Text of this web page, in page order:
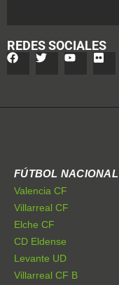
REDES SOCIALES
FÚTBOL NACIONAL
Valencia CF
Villarreal CF
Elche CF
CD Eldense
Levante UD
Villarreal CF B